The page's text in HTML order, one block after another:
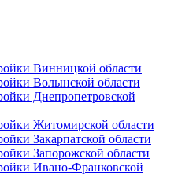
Винницкой области
Волынской области
Днепропетровской
Житомирской области
Закарпатской области
Запорожской области
Ивано-Франковской